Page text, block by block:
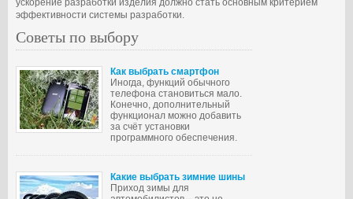
ускорение разработки изделия должно стать основным критерием
эффективности системы разработки.
Советы по выбору
Как выбрать смартфон
Иногда, функций обычного
телефона становиться мало.
Конечно, дополнительный
функционал можно добавить
за счёт установки
программного обеспечения.
Какие выбрать зимние шины
Приход зимы для